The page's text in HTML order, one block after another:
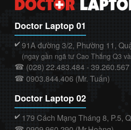
Doctor Laptop 01
✔️ 91A đường 3/2, Phường 11,
(ngay gần ngã tư Cao Thắng Q3
☎ (028) 22.483.484 - 39.260.567
☎ 0903.844.406 (Mr. Tuấn)
Doctor Laptop 02
✔️ 179 Cách Mạng Tháng 8, P.5,